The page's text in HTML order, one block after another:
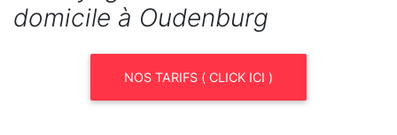
domicile à Oudenburg
NOS TARIFS ( CLICK ICI )